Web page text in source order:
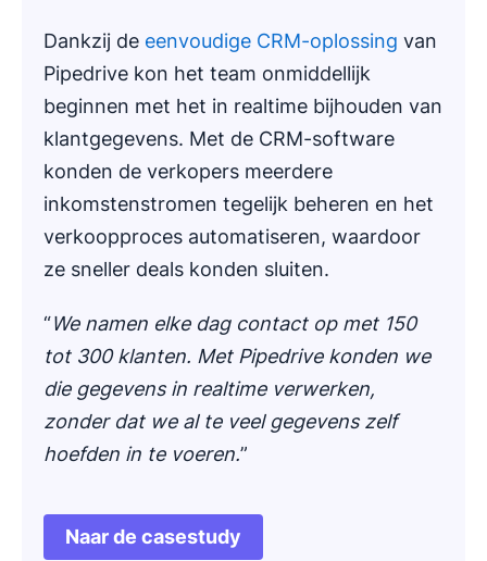
Dankzij de eenvoudige CRM-oplossing van
Pipedrive kon het team onmiddellijk
beginnen met het in realtime bijhouden van
klantgegevens. Met de CRM-software
konden de verkopers meerdere
inkomstenstromen tegelijk beheren en het
verkoopproces automatiseren, waardoor
ze sneller deals konden sluiten.
“We namen elke dag contact op met 150
tot 300 klanten. Met Pipedrive konden we
die gegevens in realtime verwerken,
zonder dat we al te veel gegevens zelf
hoefden in te voeren.”
Naar de casestudyOpent in nieuw venster